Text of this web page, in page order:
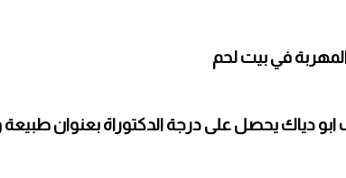
دياك يحصل على درجة الدكتوراة بعنوان طبيعة